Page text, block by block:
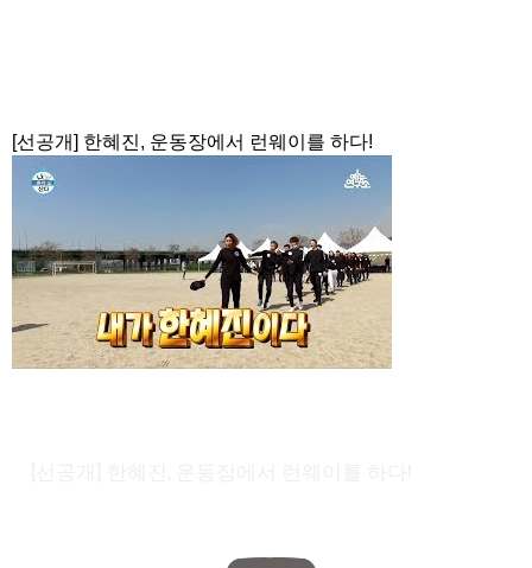
[선공개] 한혜진, 운동장에서 런웨이를 하다!